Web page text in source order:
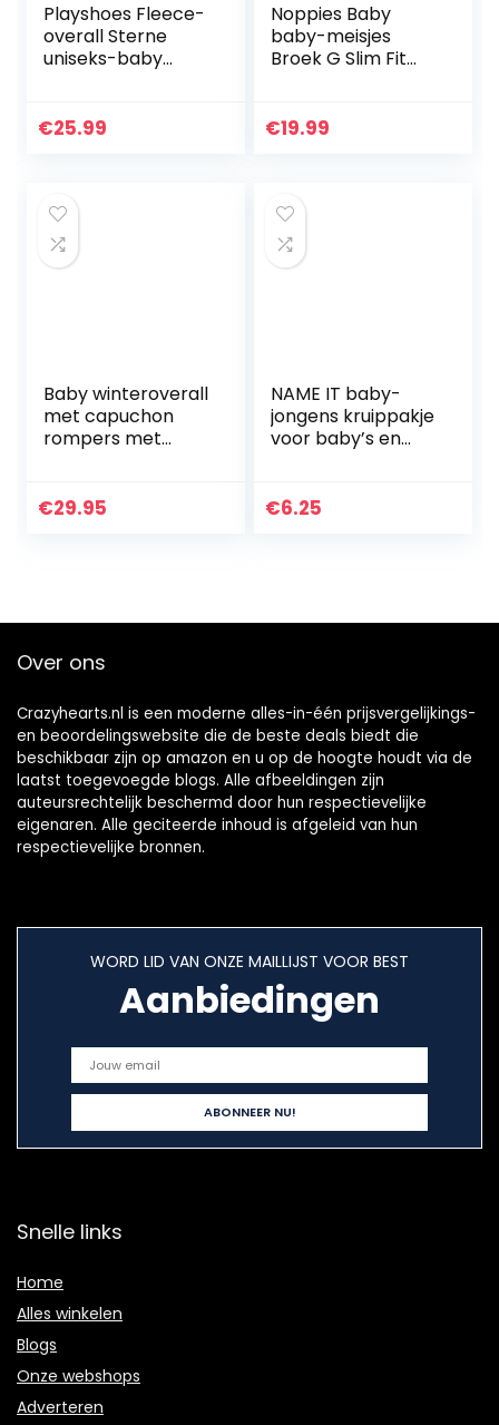
Playshoes Fleece-
overall Sterne
uniseks-baby
€25.99
Noppies Baby
baby-meisjes
Broek G Slim Fit
€19.99
Baby winteroverall
met capuchon
rompers met
jongens warme
€29.95
NAME IT baby-
jongens kruippakje
voor baby’s en
LEGGING NOOS
€6.25
Over ons
Crazyhearts.nl is een moderne alles-in-één prijsvergelijkings-
en beoordelingswebsite die de beste deals biedt die
beschikbaar zijn op amazon en u op de hoogte houdt via de
laatst toegevoegde blogs. Alle afbeeldingen zijn
auteursrechtelijk beschermd door hun respectievelijke
eigenaren. Alle geciteerde inhoud is afgeleid van hun
respectievelijke bronnen.
WORD LID VAN ONZE MAILLIJST VOOR BEST
Aanbiedingen
Snelle links
Home
Alles winkelen
Blogs
Onze webshops
Adverteren